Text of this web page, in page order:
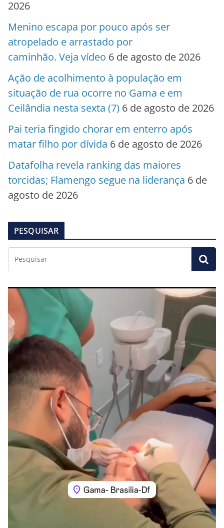
2026
Menino escapa por pouco após ser
atropelado e arrastado por
caminhão. Veja vídeo 6 de agosto de 2026
Ação de acolhimento à população em
situação de rua ocorre no Gama e em
Ceilândia nesta sexta (7) 6 de agosto de 2026
Pai teria fingido chorar em enterro após
matar filho por dívida 6 de agosto de 2026
Datafolha revela ranking das maiores
torcidas; Flamengo segue na liderança 6 de
agosto de 2026
PESQUISAR